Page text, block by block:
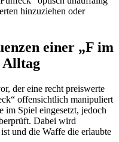
hinzuziehen oder
einer „F im
Alltag
der eine recht preiswerte
offensichtlich manipuliert
Spiel eingesetzt, jedoch
Dabei wird
und die Waffe die erlaubte